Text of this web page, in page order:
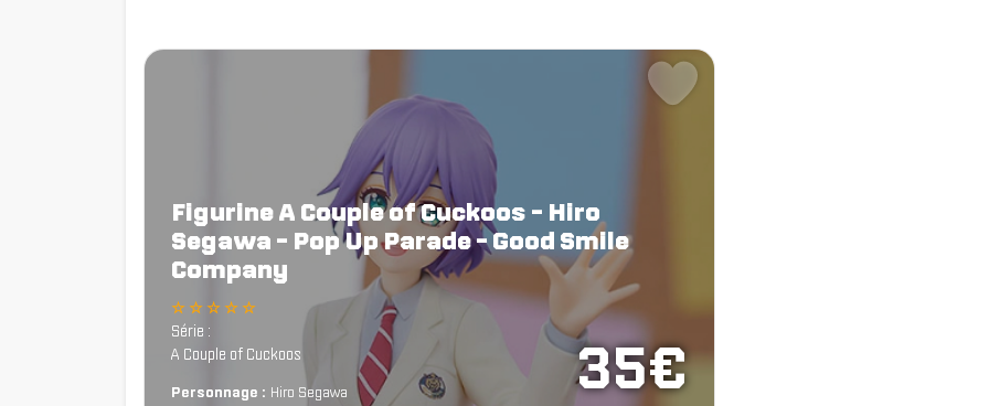
35€
Figurine A Couple of Cuckoos - Hiro
Segawa - Pop Up Parade - Good Smile
Company
☆ ☆ ☆ ☆ ☆
Série :
A Couple of Cuckoos
Personnage : Hiro Segawa